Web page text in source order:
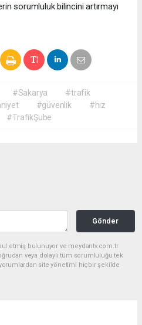
sorumluluk bilincini artırmayı
#Sakarya
#trafik
#güvenlik
#hız
#TrafikŞube
Gönder
etmiş bulunuyor ve meydantv.com.tr
veya dolaylı tüm sorumluluğu tek
site yönetimi hiçbir şekilde